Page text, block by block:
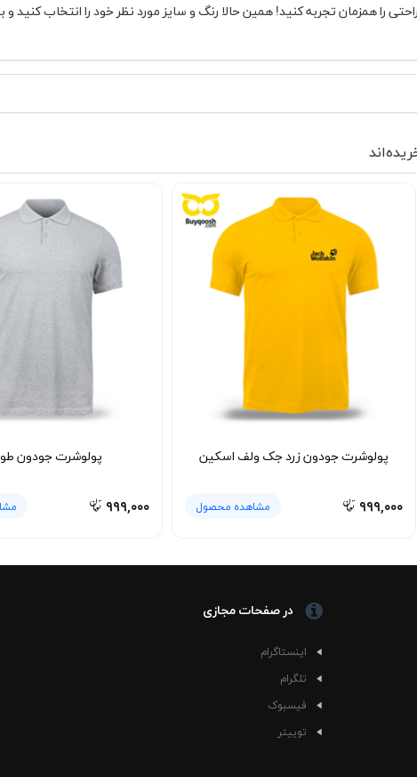
را همزمان تجربه کنید! همین حالا رنگ و سایز مورد نظر خود را انتخاب کنید
پولوشرت جودون زرد جک ولف اسکین
۹۹۹,۰۰۰ مشاهده محصول
پولوشرت جودون
۹۹۹,۰۰۰
در صفحات مجازی
اینستاگرام
تلگرام
فیسبوک
توییتر